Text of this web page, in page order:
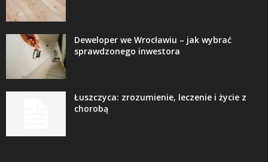
Deweloper we Wrocławiu – jak wybrać
sprawdzonego inwestora
Łuszczyca: zrozumienie, leczenie i życie z
chorobą